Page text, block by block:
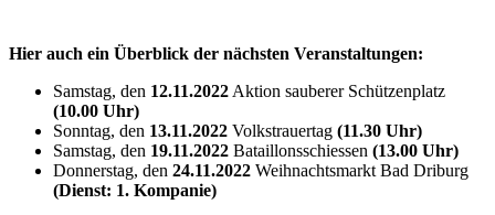
Hier auch ein Überblick der nächsten Veranstaltungen:
Samstag, den 12.11.2022Aktion sauberer Schützenplatz
(10.00 Uhr)
Sonntag, den 13.11.2022 Volkstrauertag (11.30 Uhr)
Samstag, den 19.11.2022 Bataillonsschiessen (13.00 Uhr)
Donnerstag, den 24.11.2022 Weihnachtsmarkt Bad Driburg
(Dienst: 1. Kompanie)